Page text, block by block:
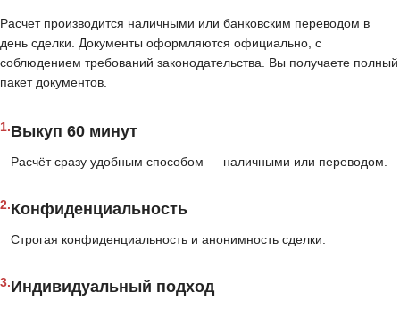
Расчет производится наличными или банковским переводом в
день сделки. Документы оформляются официально, с
соблюдением требований законодательства. Вы получаете полный
пакет документов.
1.Выкуп 60 минут
Расчёт сразу удобным способом — наличными или переводом.
2.Конфиденциальность
Строгая конфиденциальность и анонимность сделки.
3.Индивидуальный подход